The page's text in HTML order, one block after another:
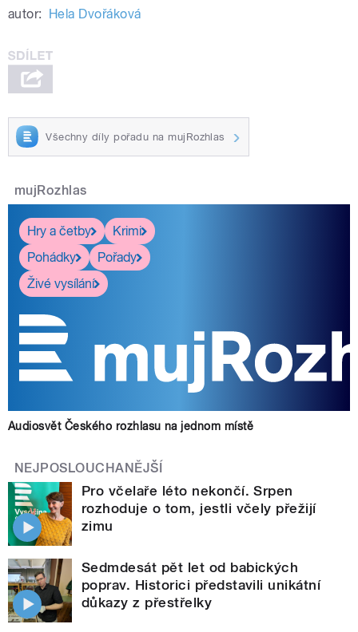
autor: Hela Dvořáková
Všechny díly pořadu na mujRozhlas
mujRozhlas
Hry a četby
Krimi
Pohádky
Pořady
Živé vysílání
Audiosvět Českého rozhlasu na jednom místě
NEJPOSLOUCHANĚJŠÍ
Pro včelaře léto nekončí. Srpen
rozhoduje o tom, jestli včely přežijí
zimu
Sedmdesát pět let od babických
poprav. Historici představili unikátní
důkazy z přestřelky